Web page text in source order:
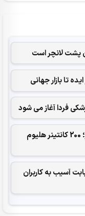
پشت لانچر است
تا بازار جهانی
فردا آغاز می شود
هوش مصنوعی در گرو عبور از تنگه هرمز؛ 200 کانتینر هلیوم
"متا" بابت آسیب به کاربران